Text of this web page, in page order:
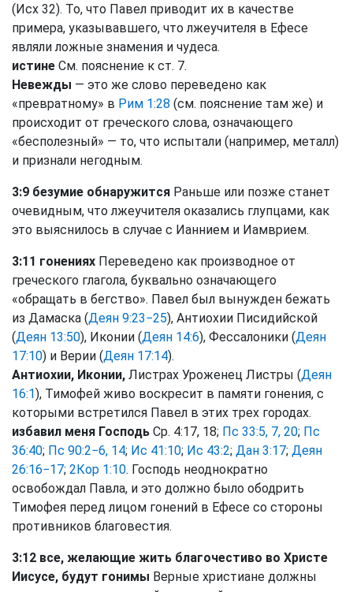
(Исх 32). То, что Павел приводит их в качестве
примера, указывавшего, что лжеучителя в Ефесе
являли ложные знамения и чудеса.
истине См. пояснение к ст. 7.
Невежды — это же слово переведено как
«превратному» в Рим 1:28 (см. пояснение там же) и
происходит от греческого слова, означающего
«бесполезный» — то, что испытали (например, металл)
и признали негодным.
3:9 безумие обнаружится Раньше или позже станет
очевидным, что лжеучителя оказались глупцами, как
это выяснилось в случае с Ианнием и Иамврием.
3:11 гонениях Переведено как производное от
греческого глагола, буквально означающего
«обращать в бегство». Павел был вынужден бежать
из Дамаска (Деян 9:23−25), Антиохии Писидийской
(Деян 13:50), Иконии (Деян 14:6), Фессалоники (Деян
17:10) и Верии (Деян 17:14).
Антиохии, Иконии, Листрах Уроженец Листры (Деян
16:1), Тимофей живо воскресит в памяти гонения, с
которыми встретился Павел в этих трех городах.
избавил меня Господь Ср. 4:17, 18; Пс 33:5, 7, 20; Пс
36:40; Пс 90:2−6, 14; Ис 41:10; Ис 43:2; Дан 3:17; Деян
26:16−17; 2Кор 1:10. Господь неоднократно
освобождал Павла, и это должно было ободрить
Тимофея перед лицом гонений в Ефесе со стороны
противников благовестия.
3:12 все, желающие жить благочестиво во Христе
Иисусе, будут гонимы Верные христиане должны